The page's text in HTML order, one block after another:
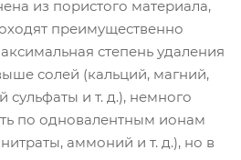
из пористого материала,
преимущественно
степень удаления
солей (кальций, магний,
сульфаты и т. д.), немного
по одновалентным ионам
аммоний и т. д.), но в